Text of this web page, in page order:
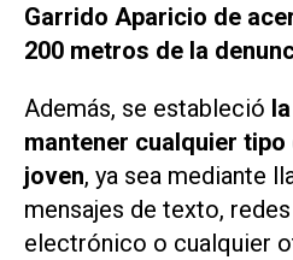
Garrido Aparicio de
200 metros de la
Además, se estableció
mantener cualquier
joven, ya sea mediante
mensajes de texto,
electrónico o cualquier